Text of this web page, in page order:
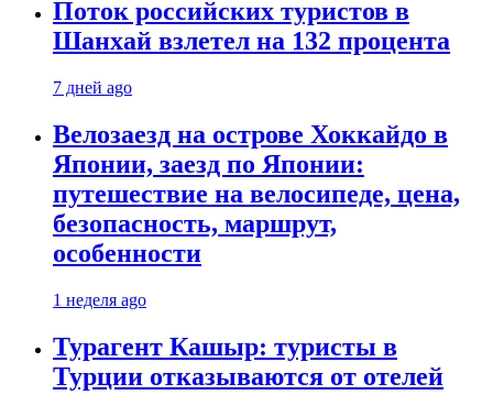
Поток российских туристов в
Шанхай взлетел на 132 процента
7 дней ago
Велозаезд на острове Хоккайдо в
Японии, заезд по Японии:
путешествие на велосипеде, цена,
безопасность, маршрут,
особенности
1 неделя ago
Турагент Кашыр: туристы в
Турции отказываются от отелей